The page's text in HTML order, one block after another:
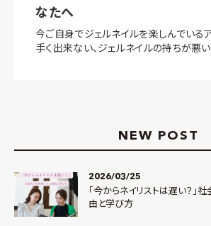
なたへ
今ご自身でジェルネイルを楽しんでいる
手く出来ない、ジェルネイルの持ちが悪い
NEW POST
2026/03/25
「今からネイリストは遅い？」
由と学び方